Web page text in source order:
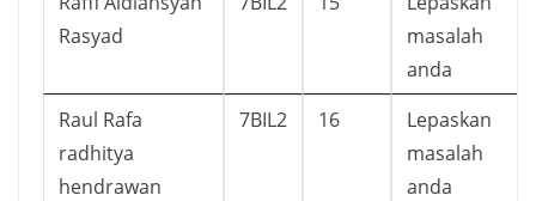
Rasyad
masalah
anda
Raul Rafa
radhitya
hendrawan
7BIL2 16
Lepaskan
masalah
anda